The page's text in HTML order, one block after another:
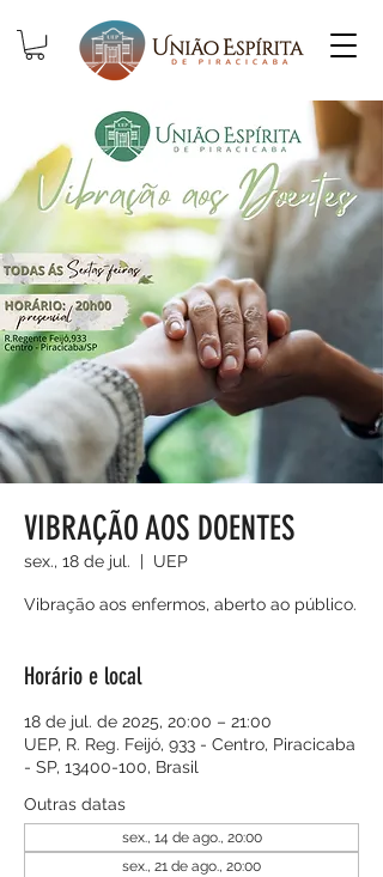
VIBRAÇÃO AOS DOENTES
sex., 18 de jul.
  |
UEP
Vibração aos enfermos, aberto ao público.
Horário e local
18 de jul. de 2025, 20:00 – 21:00
UEP, R. Reg. Feijó, 933 - Centro, Piracicaba
- SP, 13400-100, Brasil
Outras datas
sex., 14 de ago., 20:00
sex., 21 de ago., 20:00